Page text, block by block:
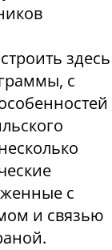
здесь
с
с
и связью